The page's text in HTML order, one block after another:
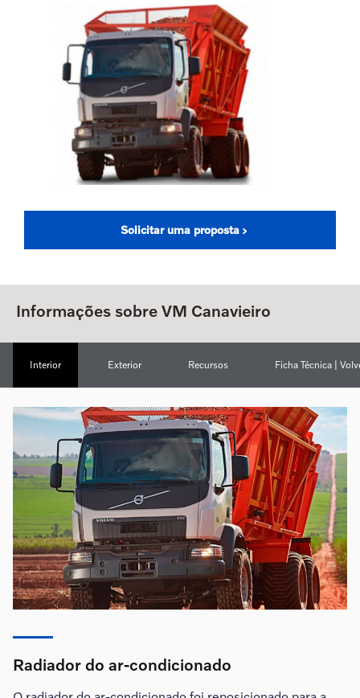
Solicitar uma proposta
Informações sobre VM Canavieiro
Interior Exterior Recursos Ficha Técnica |
Radiador do ar-condicionado